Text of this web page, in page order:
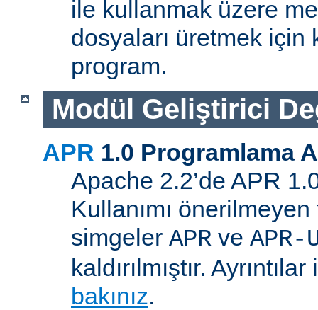
ile kullanmak üzere
dosyaları üretmek için
program.
Modül Geliştirici
APR 1.0 Programlama
Apache 2.2’de APR
Kullanımı
simgeler APR ve
kaldırılmıştır.
bakınız.